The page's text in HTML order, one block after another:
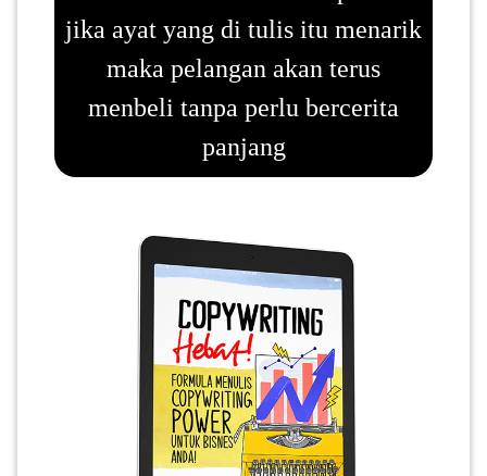
jika ayat yang di tulis itu menarik
maka pelangan akan terus
menbeli tanpa perlu bercerita
panjang
SABAH(0)
SARAWAK(2)